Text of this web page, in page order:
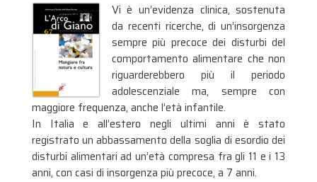
Vi è un’evidenza clinica, sostenuta
da recenti ricerche, di un’insorgenza
sempre più precoce dei disturbi del
comportamento alimentare che non
riguarderebbero più il periodo
adolescenziale ma, sempre con
maggiore frequenza, anche l’età infantile.
In Italia e all’estero negli ultimi anni è stato
registrato un abbassamento della soglia di esordio dei
disturbi alimentari ad un’età compresa fra gli 11 e i 13
anni, con casi di insorgenza più precoce, a 7 anni.